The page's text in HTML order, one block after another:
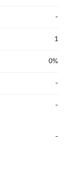
-
1
0%
-
-
-